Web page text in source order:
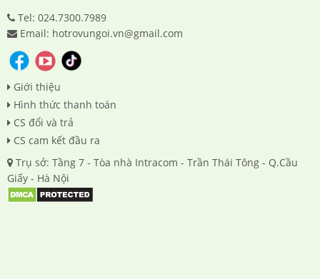
Tel: 024.7300.7989
Email: hotrovungoi.vn@gmail.com
Giới thiệu
Hình thức thanh toán
CS đổi và trả
CS cam kết đầu ra
Trụ sở: Tầng 7 - Tòa nhà Intracom - Trần Thái Tông - Q.Cầu
Giấy - Hà Nội